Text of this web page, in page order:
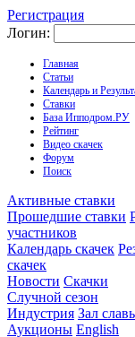
Регистрация
Логин:
Главная
Статьи
Календарь и
Ставки
База Ипподром.РУ
Рейтинг
Видео скачек
Форум
Поиск
Активные ставки
Прошедшие ставки
участников
Календарь скачек
скачек
Новости Скачки
Случной сезон
Индустрия Зал
Аукционы English